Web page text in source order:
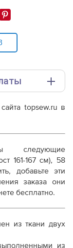
A4 или
в зависимости
по росту
topsew.ru в
следующие
161-167 см), 58
добавьте эти
заказа они
бесплатно.
из ткани двух
из